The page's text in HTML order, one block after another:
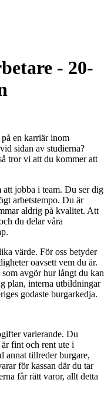
- 20-
en karriär inom
sidan av studierna?
tror vi att du kommer att
jobba i team. Du ser dig
arbetstempo. Du är
aldrig på kvalitet. Att
du delar våra
värde. För oss betyder
oavsett vem du är.
avgör hur långt du kan
plan, interna utbildningar
godaste burgarkedja.
varierande. Du
är fint och rent ute i
annat tillreder burgare,
för kassan där du tar
får rätt varor, allt detta